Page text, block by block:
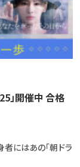
」開催中 合格
にはあの「朝ドラ